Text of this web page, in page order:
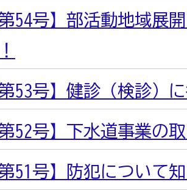
第54号】部活動地域展
第53号】健診（検診）
第52号】下水道事業の
第51号】防犯について